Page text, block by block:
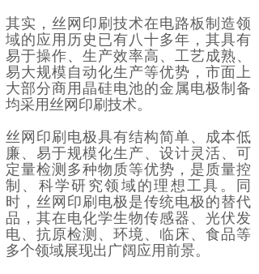
其实，丝网印刷技术在电路板制造领
域的应用历史已有八十多年，其具有
易于操作、生产效率高、工艺成熟、
易大规模自动化生产等优势，市面上
大部分商用晶硅电池的金属电极制备
均采用丝网印刷技术。
丝网印刷电极具有结构简单、成本低
廉、易于规模化生产、设计灵活、可
定量检测多种物质等优势，是质量控
制、科学研究领域的理想工具。同
时，丝网印刷电极是传统电极的替代
品，其在电化学生物传感器、光伏发
电、抗原检测、环境、临床、食品等
多个领域展现出广阔应用前景。